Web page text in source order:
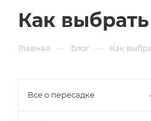
Как
Главная — Блог — Как
Все о пересадке